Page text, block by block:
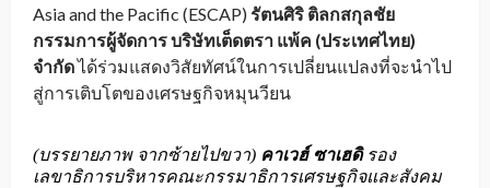
Asia and the Pacific (ESCAP) รัตนศิริ ติลกสกุลชัย
กรรมการผู้จัดการ บริษัทเต็ดตรา แพ้ค (ประเทศไทย)
จำกัดได้ร่วมแสดงวิสัยทัศน์ในการเปลี่ยนแปลงที่จะนำไป
สู่การเติบโตของเศรษฐกิจหมุนวียน
(บรรยายภาพ จากซ้ายไปขวา) คาเวฮ์ ซาเฮดิรอง
เลขาธิการบริหารคณะกรรมาธิการเศรษฐกิจและสังคม